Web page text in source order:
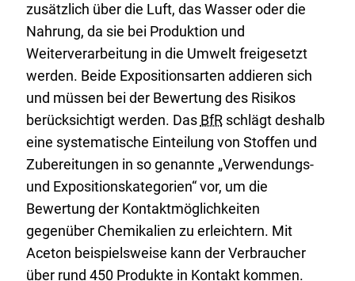
zusätzlich über die Luft, das Wasser oder die
Nahrung, da sie bei Produktion und
Weiterverarbeitung in die Umwelt freigesetzt
werden. Beide Expositionsarten addieren sich
und müssen bei der Bewertung des Risikos
berücksichtigt werden. Das BfRschlägt deshalb
eine systematische Einteilung von Stoffen und
Zubereitungen in so genannte „Verwendungs-
und Expositionskategorien“ vor, um die
Bewertung der Kontaktmöglichkeiten
gegenüber Chemikalien zu erleichtern. Mit
Aceton beispielsweise kann der Verbraucher
über rund 450 Produkte in Kontakt kommen.